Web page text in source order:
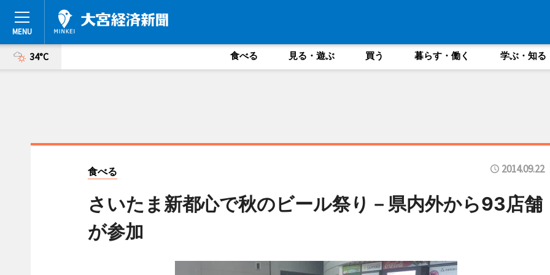
34°C 食べる 見る・遊ぶ 買う 暮らす・働く 学ぶ・知る
食べる 2014.09.22
さいたま新都心で秋のビール祭り－県内外から93店舗
が参加